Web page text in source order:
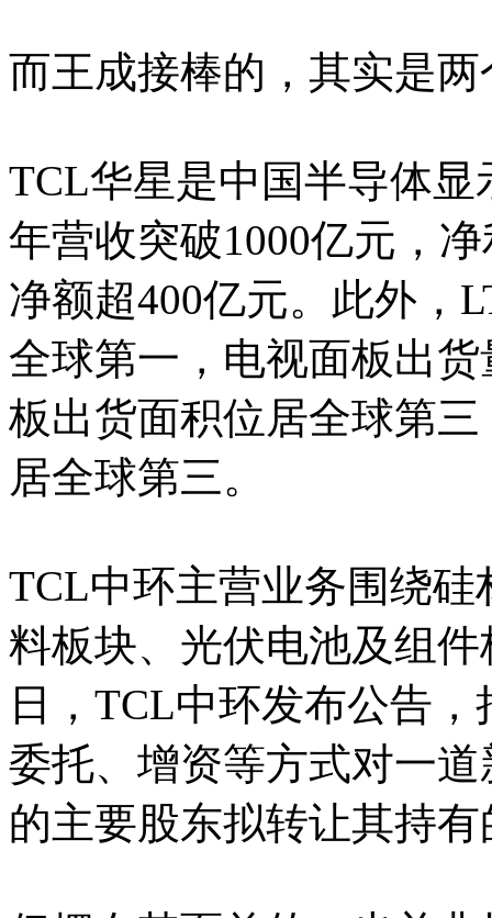
而王成接棒的，其实是
TCL华星是中国半导体显
年营收突破1000亿元，
净额超400亿元。此外，
全球第一，电视面板出
板出货面积位居全球第
居全球第三。
TCL中环主营业务围绕
料板块、光伏电池及组
日，TCL中环发布公告
委托、增资等方式对一
的主要股东拟转让其持